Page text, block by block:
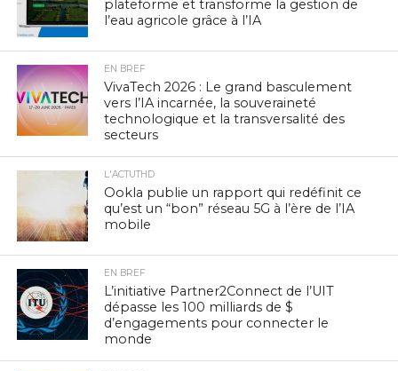
plateforme et transforme la gestion de
l’eau agricole grâce à l’IA
EN BREF
VivaTech 2026 : Le grand basculement
vers l’IA incarnée, la souveraineté
technologique et la transversalité des
secteurs
L'ACTUTHD
Ookla publie un rapport qui redéfinit ce
qu’est un “bon” réseau 5G à l’ère de l’IA
mobile
EN BREF
L’initiative Partner2Connect de l’UIT
dépasse les 100 milliards de $
d’engagements pour connecter le
monde